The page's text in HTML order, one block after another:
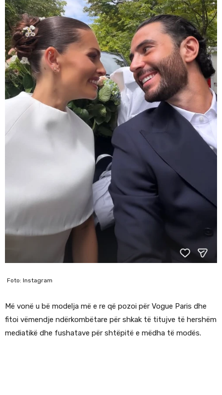
Foto: Instagram
Më vonë u bë modelja më e re që pozoi për Vogue Paris dhe
fitoi vëmendje ndërkombëtare për shkak të titujve të hershëm
mediatikë dhe fushatave për shtëpitë e mëdha të modës.